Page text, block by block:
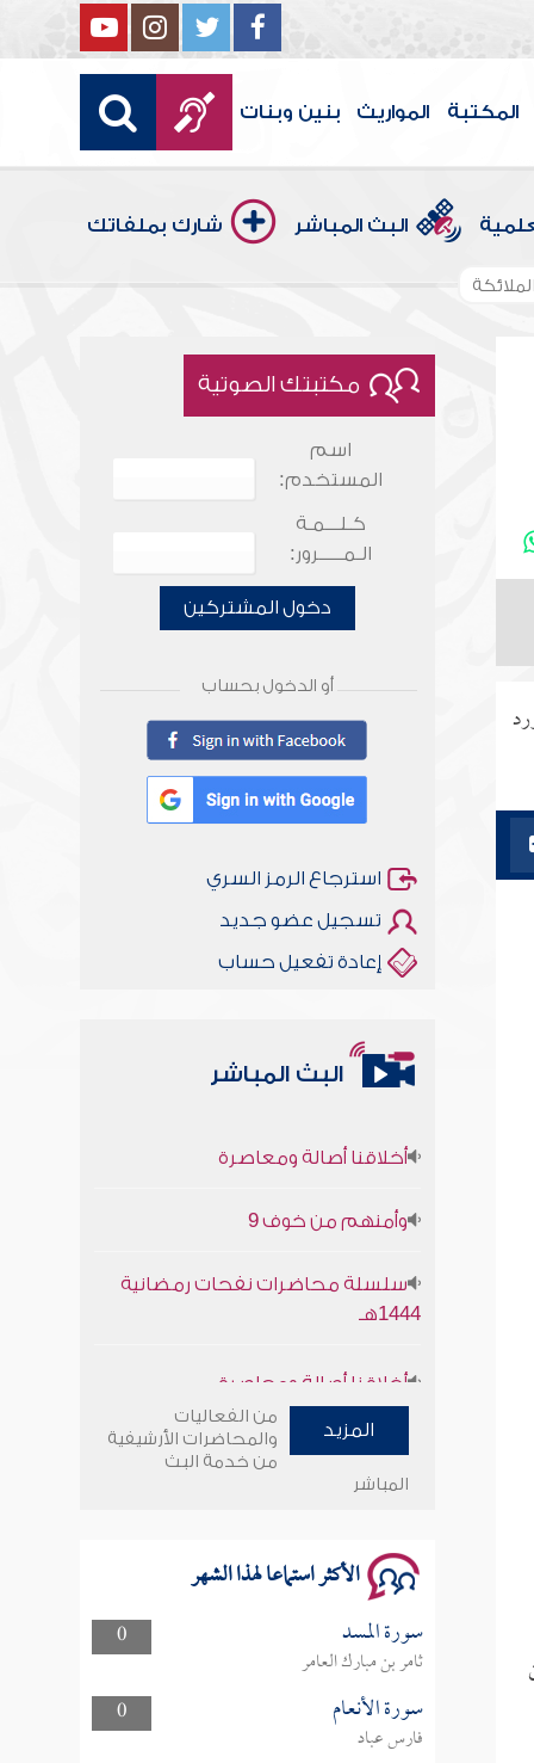
المكتبة المواريث بنين وبنات
البث المباشر شارك بملفاتك
مكتبتك الصوتية
اسم
المستخدم:
كـلـــمـة
الـمـــــرور:
دخول المشتركين
أو الدخول بحساب
استرجاع الرمز السري
تسجيل عضو جديد
إعادة تفعيل حساب
البث المباشر
1444هـ
وأمنهم من خوف 9
سلسلة محاضرات نفحات رمضانية
المزيد
من الفعاليات
والمحاضرات الأرشيفية
من خدمة البث
المباشر
الأكثر استماعا لهذا الشهر
0 سورة المسد
ثامر بن مبارك العامر
0
سورة الأنعام
فارس عباد